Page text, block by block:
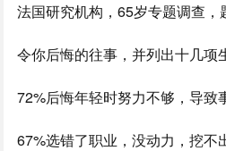
法国研究机构，65岁专题调查，
令你后悔的往事，并列出十几项
72%后悔年轻时努力不够，导致
67%选错了职业，没动力，挖不